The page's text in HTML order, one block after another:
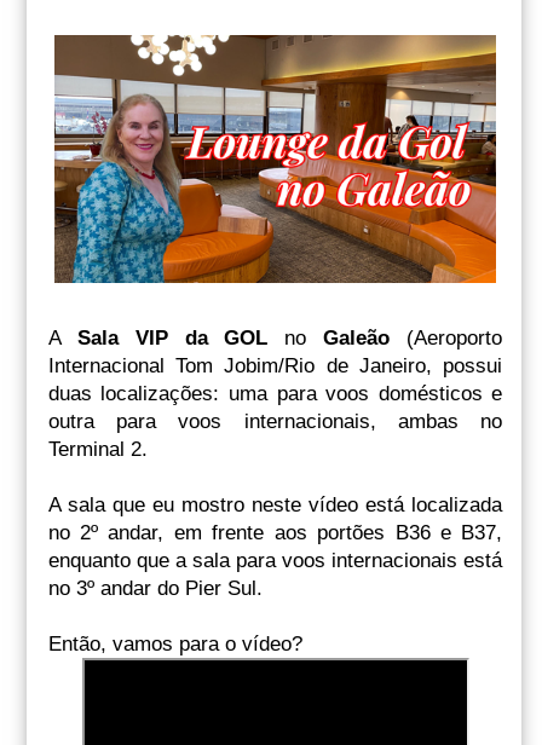
A Sala VIP da GOL noGaleão (Aeroporto
Internacional Tom Jobim/Rio de Janeiro, possui
duas localizações: uma para voos domésticos e
outra para voos internacionais, ambas no
Terminal 2.
A sala que eu mostro neste vídeo está localizada
no 2º andar, em frente aos portões B36 e B37,
enquanto que a sala para voos internacionais está
no 3º andar do Pier Sul.
Então, vamos para o vídeo?